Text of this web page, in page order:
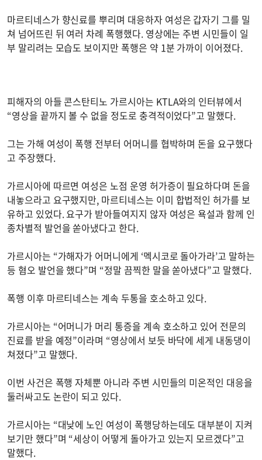
마르티네스가 향신료를 뿌리며 대응하자 여성은 갑자기 그를 밀
쳐 넘어뜨린 뒤 여러 차례 폭행했다. 영상에는 주변 시민들이 일
부 말리려는 모습도 보이지만 폭행은 약 1분 가까이 이어졌다.
피해자의 아들 콘스탄티노 가르시아는 KTLA와의 인터뷰에서
“영상을 끝까지 볼 수 없을 정도로 충격적이었다”고 말했다.
그는 가해 여성이 폭행 전부터 어머니를 협박하며 돈을 요구했다
고 주장했다.
가르시아에 따르면 여성은 노점 운영 허가증이 필요하다며 돈을
내놓으라고 요구했지만, 마르티네스는 이미 합법적인 허가를 보
유하고 있었다. 요구가 받아들여지지 않자 여성은 욕설과 함께 인
종차별적 발언을 쏟아냈다고 한다.
가르시아는 “가해자가 어머니에게 ‘멕시코로 돌아가라’고 말하는
등 혐오 발언을 했다”며 “정말 끔찍한 말을 쏟아냈다”고 말했다.
폭행 이후 마르티네스는 계속 두통을 호소하고 있다.
가르시아는 “어머니가 머리 통증을 계속 호소하고 있어 전문의
진료를 받을 예정”이라며 “영상에서 보듯 바닥에 세게 내동댕이
쳐졌다”고 말했다.
이번 사건은 폭행 자체뿐 아니라 주변 시민들의 미온적인 대응을
둘러싸고도 논란이 되고 있다.
가르시아는 “대낮에 노인 여성이 폭행당하는데도 대부분이 지켜
보기만 했다”며 “세상이 어떻게 돌아가고 있는지 모르겠다”고
말했다.